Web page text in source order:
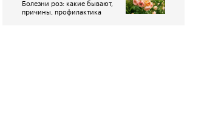
Болезни роз: какие бывают,
причины, профилактика